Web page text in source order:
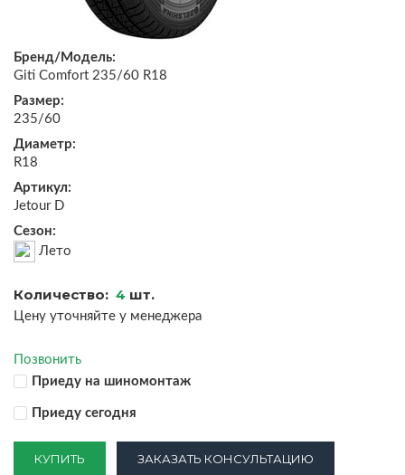
Бренд/Модель:
Giti Comfort 235/60 R18
Размер:
235/60
Диаметр:
R18
Артикул:
Jetour D
Сезон:
Лето
Количество: 4 шт.
Цену уточняйте у менеджера
Позвонить
Приеду на шиномонтаж
Приеду сегодня
КУПИТЬ ЗАКАЗАТЬ КОНСУЛЬТАЦИЮ